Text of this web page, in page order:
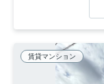
賃貸マンション